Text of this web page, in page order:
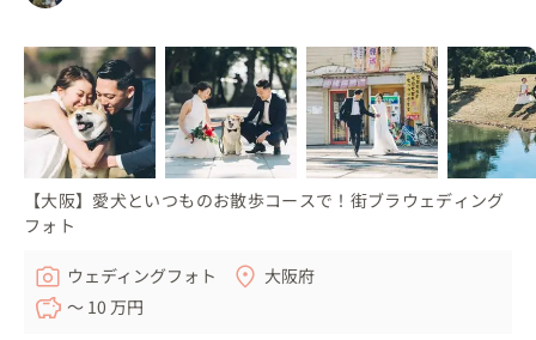
【大阪】愛犬といつものお散歩コースで！街ブラウェディング
フォト
ウェディングフォト
大阪府
〜 10 万円